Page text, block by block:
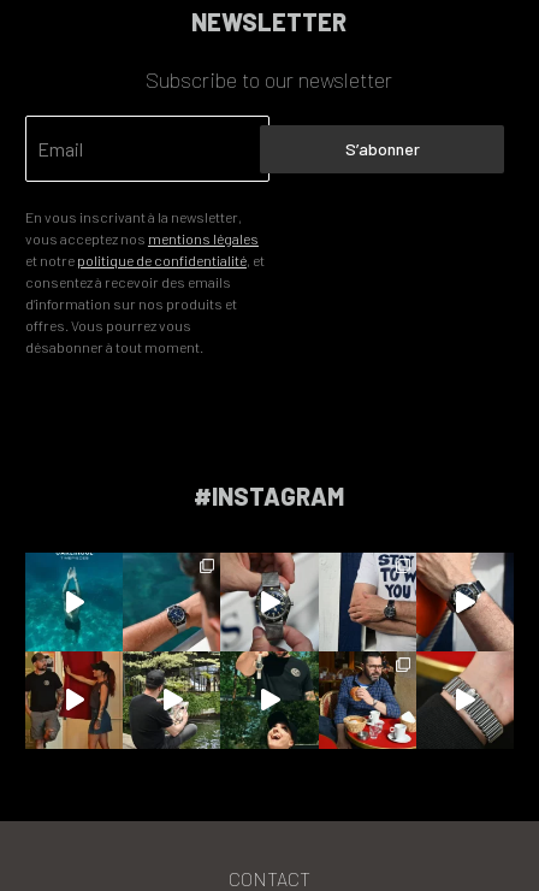
NEWSLETTER
Subscribe to our newsletter
En vous inscrivant à la newsletter,
vous acceptez nos mentions légales
et notre politique de confidentialité, et
consentez à recevoir des emails
d’information sur nos produits et
offres. Vous pourrez vous
désabonner à tout moment.
S’abonner
#INSTAGRAM
CONTACT